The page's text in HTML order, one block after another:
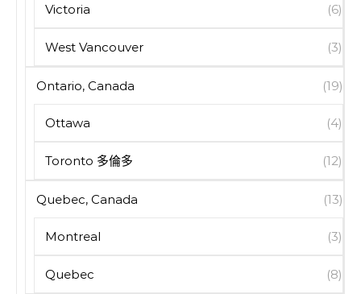
Victoria (6)
West Vancouver (3)
Ontario, Canada (19)
Ottawa (4)
Toronto 多倫多 (12)
Quebec, Canada (13)
Montreal (3)
Quebec (8)